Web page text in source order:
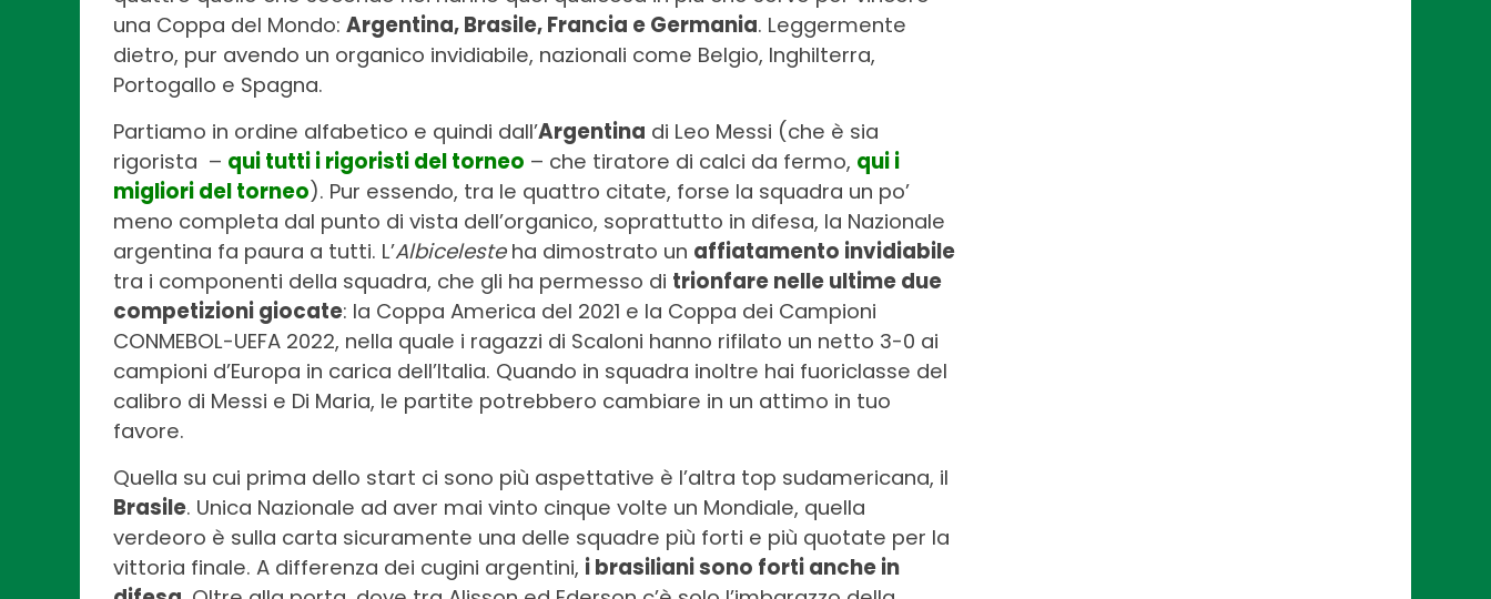
una Coppa del Mondo: Argentina, Brasile, Francia e Germania. Leggermente
dietro, pur avendo un organico invidiabile, nazionali come Belgio, Inghilterra,
Portogallo e Spagna.
Partiamo in ordine alfabetico e quindi dall’Argentina di Leo Messi (che è sia
rigorista – qui tutti i rigoristi del torneo – che tiratore di calci da fermo, qui i
migliori del torneo). Pur essendo, tra le quattro citate, forse la squadra un po’
meno completa dal punto di vista dell’organico, soprattutto in difesa, la Nazionale
argentina fa paura a tutti. L’Albicelesteha dimostrato un affiatamento invidiabile
tra i componenti della squadra, che gli ha permesso di trionfare nelle ultime due
competizioni giocate: la Coppa America del 2021 e la Coppa dei Campioni
CONMEBOL-UEFA 2022, nella quale i ragazzi di Scaloni hanno rifilato un netto 3-0 ai
campioni d’Europa in carica dell’Italia. Quando in squadra inoltre hai fuoriclasse del
calibro di Messi e Di Maria, le partite potrebbero cambiare in un attimo in tuo
favore.
Quella su cui prima dello start ci sono più aspettative è l’altra top sudamericana, il
Brasile. Unica Nazionale ad aver mai vinto cinque volte un Mondiale, quella
verdeoro è sulla carta sicuramente una delle squadre più forti e più quotate per la
vittoria finale. A differenza dei cugini argentini, i brasiliani sono forti anche in